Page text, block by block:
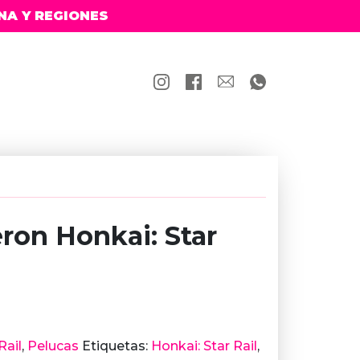
Y REGIONES
Honkai: Star
, Pelucas Etiquetas: Honkai: Star Rail,